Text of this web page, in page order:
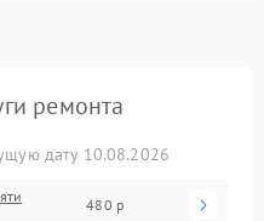
ремонта
дату 10.08.2026
480 р